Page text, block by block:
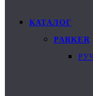
КАТАЛОГ
PARKER